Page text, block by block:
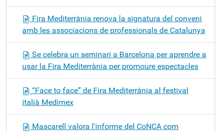
Fira Mediterrània renova la signatura del conveni
amb les associacions de professionals de Catalunya
Se celebra un seminari a Barcelona per aprendre a
usar la Fira Mediterrània per promoure espectacles
“Face to face” de Fira Mediterrània al festival
italià Medimex
Mascarell valora l'informe del CoNCA com